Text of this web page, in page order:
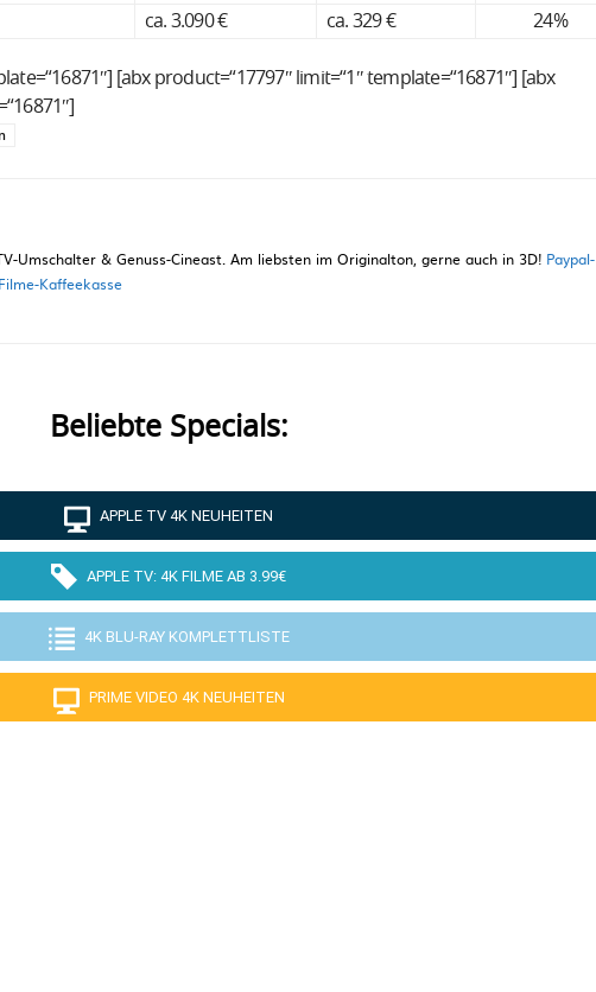
ca. 3.090 € ca. 329 € 24%
[abx product=“17797″ limit=“1″ template=“16871″] [abx
Umschalter & Genuss-Cineast. Am liebsten im Originalton, gerne auch in 3D! Paypal-
Kaffeekasse
Beliebte Specials:
APPLE TV 4K NEUHEITEN
APPLE TV: 4K FILME AB 3.99€
4K BLU-RAY KOMPLETTLISTE
PRIME VIDEO 4K NEUHEITEN